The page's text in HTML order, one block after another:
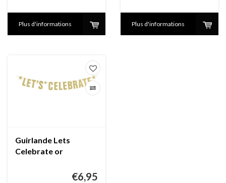
Plus d'informations Plus d'informations
Guirlande Lets
Celebrate or
€6,95